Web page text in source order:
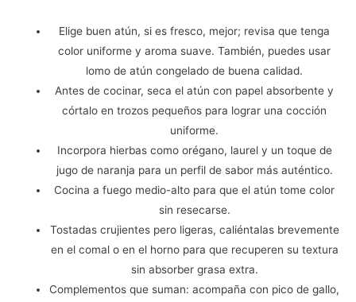
Elige buen atún, si es fresco, mejor; revisa que tenga
color uniforme y aroma suave. También, puedes usar
lomo de atún congelado de buena calidad.
Antes de cocinar, seca el atún con papel absorbente y
córtalo en trozos pequeños para lograr una cocción
uniforme.
Incorpora hierbas como orégano, laurel y un toque de
jugo de naranja para un perfil de sabor más auténtico.
Cocina a fuego medio-alto para que el atún tome color
sin resecarse.
Tostadas crujientes pero ligeras, caliéntalas brevemente
en el comal o en el horno para que recuperen su textura
sin absorber grasa extra.
Complementos que suman: acompaña con pico de gallo,